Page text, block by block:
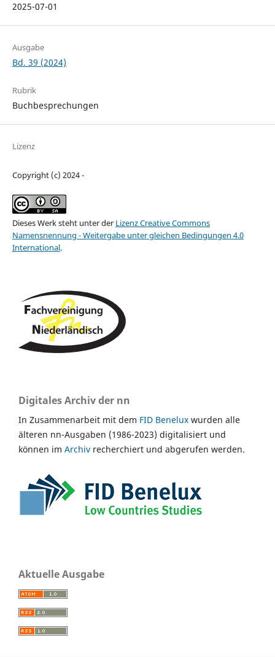
2025-07-01
Ausgabe
Bd. 39 (2024)
Rubrik
Buchbesprechungen
Lizenz
Copyright (c) 2024 -
Dieses Werk steht unter der Lizenz Creative Commons
Namensnennung - Weitergabe unter gleichen Bedingungen 4.0
International.
Digitales Archiv der nn
In Zusammenarbeit mit dem FID Benelux wurden alle
älteren nn-Ausgaben (1986-2023) digitalisiert und
können im Archiv recherchiert und abgerufen werden.
Aktuelle Ausgabe